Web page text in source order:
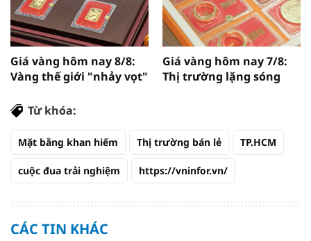
Giá vàng hôm nay 8/8:
Vàng thế giới "nhảy vọt"
Giá vàng hôm nay 7/8:
Thị trường lặng sóng
Từ khóa:
Mặt bằng khan hiếm Thị trường bán lẻ TP.HCM
cuộc đua trải nghiệm https://vninfor.vn/
CÁC TIN KHÁC